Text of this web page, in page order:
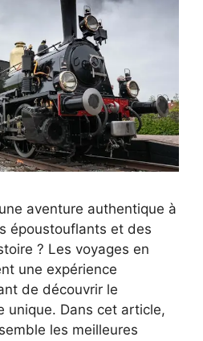
aventure authentique à
époustouflants et des
? Les voyages en
une expérience
de découvrir le
unique. Dans cet article,
les meilleures